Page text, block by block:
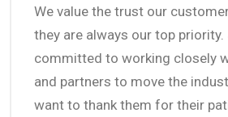
We value the trust our
they are always our top priority.
committed to working closely
and partners to move the
want to thank them for their